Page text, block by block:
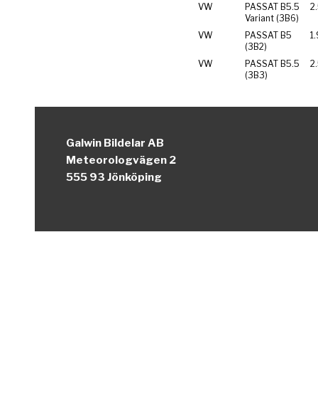
VW
PASSAT B5.5
Variant (3B6)
VW
PASSAT B5
(3B2)
VW
PASSAT B5.5
(3B3)
Galwin Bildelar AB
Meteorologvägen 2
555 93 Jönköping